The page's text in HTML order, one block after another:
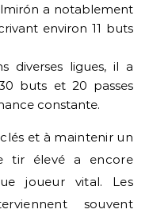
a notablement
environ 11 buts
diverses ligues, il a
buts et 20 passes
constante.
et à maintenir un
tir élevé a encore
joueur vital. Les
souvent